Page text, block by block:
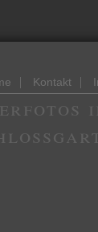
| Kontakt |